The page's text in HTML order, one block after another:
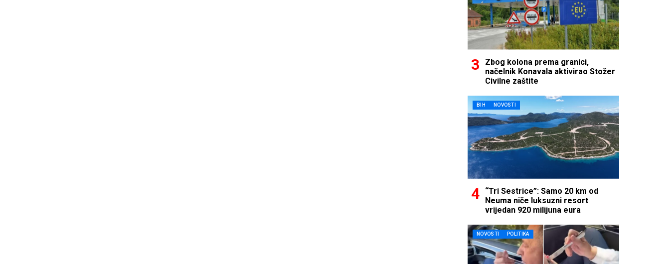
Zbog kolona prema granici,
načelnik Konavala aktivirao Stožer
Civilne zaštite
BIH NOVOSTI
“Tri Sestrice”: Samo 20 km od
Neuma niče luksuzni resort
vrijedan 920 milijuna eura
NOVOSTI POLITIKA